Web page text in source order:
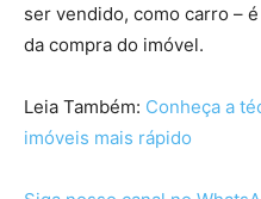
ser vendido, como carro –
da compra do imóvel.
Leia Também: Conheça a
imóveis mais rápido